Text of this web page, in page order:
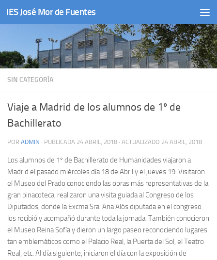
Saltar al contenido
IES José Mor de Fuentes
SIN CATEGORÍA
Viaje a Madrid de los alumnos de 1º de
Bachillerato
POR ADMIN · PUBLICADA 24 ABRIL, 2018 · ACTUALIZADO 24 ABRIL, 2018
Los alumnos de 1º de Bachillerato de Humanidades viajaron a
Madrid el pasado miércoles día 18 de Abril y el jueves 19. Visitaron
el Museo del Prado conociendo las obras más representativas de la
gran pinacoteca, realizaron una visita guiada al Congreso de los
Diputados, donde la Excma Sra Ana Alós diputada en el congreso
los recibió y acompañó durante toda la jornada. También conocieron
el Museo Reina Sofía y dieron un largo paseo reconociendo lugares
tan emblemáticos como el Palacio Real, la Puerta del Sol, el Teatro
Real, etc. Al día siguiente, iniciaron el día con la exposición de